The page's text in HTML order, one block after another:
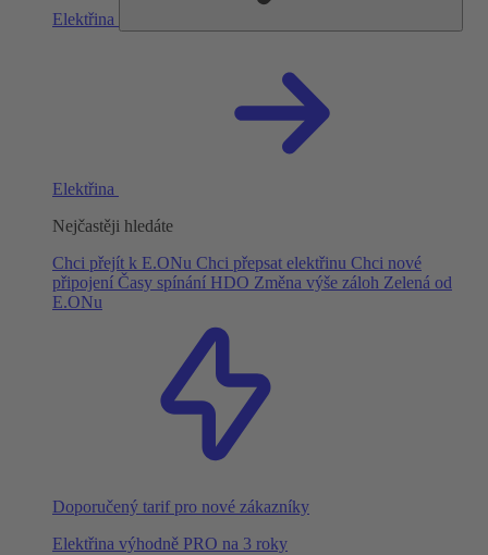
Elektřina
Elektřina
Nejčastěji hledáte
Chci přejít k E.ONu Chci přepsat elektřinu Chci nové
připojení Časy spínání HDO Změna výše záloh Zelená od
E.ONu
Doporučený tarif pro nové zákazníky
Elektřina výhodně PRO na 3 roky